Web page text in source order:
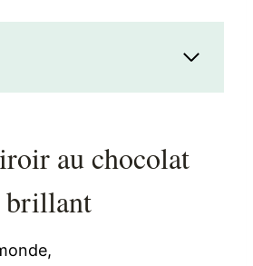
au chocolat
brillant